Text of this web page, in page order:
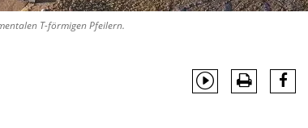
T-förmigen Pfeilern.